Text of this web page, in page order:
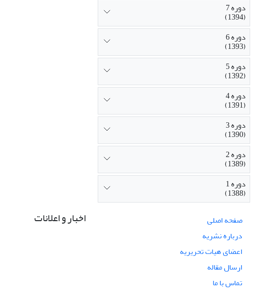
دوره 7
(1394)
دوره 6
(1393)
دوره 5
(1392)
دوره 4
(1391)
دوره 3
(1390)
دوره 2
(1389)
دوره 1
(1388)
صفحه اصلی
درباره نشریه
اعضای هیات تحریریه
ارسال مقاله
تماس با ما
اخبار و اعلانات